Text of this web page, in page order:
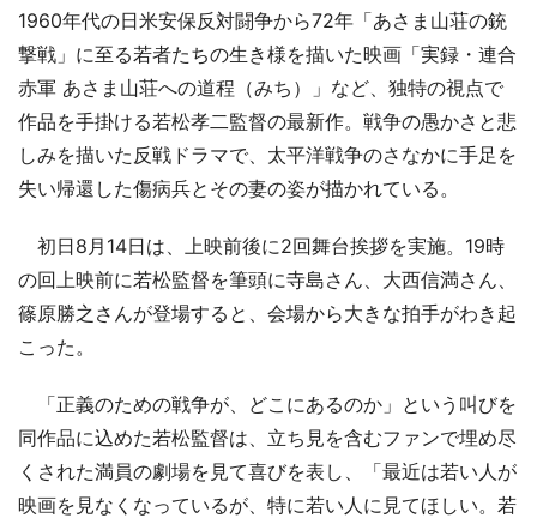
1960年代の日米安保反対闘争から72年「あさま山荘の銃
撃戦」に至る若者たちの生き様を描いた映画「実録・連合
赤軍 あさま山荘への道程（みち）」など、独特の視点で
作品を手掛ける若松孝二監督の最新作。戦争の愚かさと悲
しみを描いた反戦ドラマで、太平洋戦争のさなかに手足を
失い帰還した傷病兵とその妻の姿が描かれている。
初日8月14日は、上映前後に2回舞台挨拶を実施。19時
の回上映前に若松監督を筆頭に寺島さん、大西信満さん、
篠原勝之さんが登場すると、会場から大きな拍手がわき起
こった。
「正義のための戦争が、どこにあるのか」という叫びを
同作品に込めた若松監督は、立ち見を含むファンで埋め尽
くされた満員の劇場を見て喜びを表し、「最近は若い人が
映画を見なくなっているが、特に若い人に見てほしい。若